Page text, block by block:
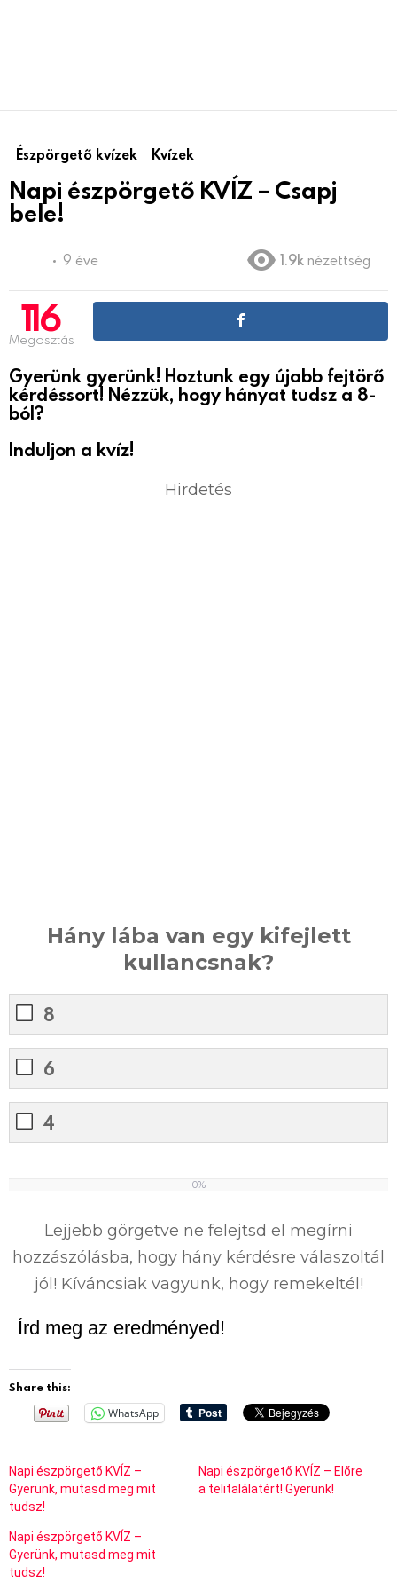
Észpörgető kvízek Kvízek
Napi észpörgető KVÍZ – Csapj
bele!
9 éve 1.9k nézettség
116
Megosztás
Gyerünk gyerünk! Hoztunk egy újabb fejtörő
kérdéssort! Nézzük, hogy hányat tudsz a 8-
ból?
Induljon a kvíz!
Hirdetés
Hány lába van egy kifejlett
kullancsnak?
8
6
4
0%
Lejjebb görgetve ne felejtsd el megírni
hozzászólásba, hogy hány kérdésre válaszoltál
jól! Kíváncsiak vagyunk, hogy remekeltél!
Írd meg az eredményed!
Share this:
WhatsApp
Napi észpörgető KVÍZ –
Gyerünk, mutasd meg mit
tudsz!
Napi észpörgető KVÍZ – Előre
a telitalálatért! Gyerünk!
Napi észpörgető KVÍZ –
Gyerünk, mutasd meg mit
tudsz!